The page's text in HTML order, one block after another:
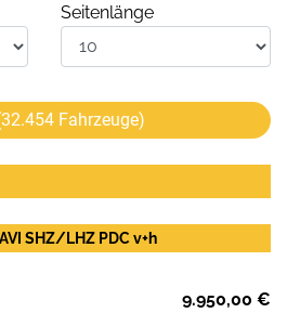
Seitenlänge
32.454 Fahrzeuge)
SHZ/LHZ PDC v+h
9.950,00 €